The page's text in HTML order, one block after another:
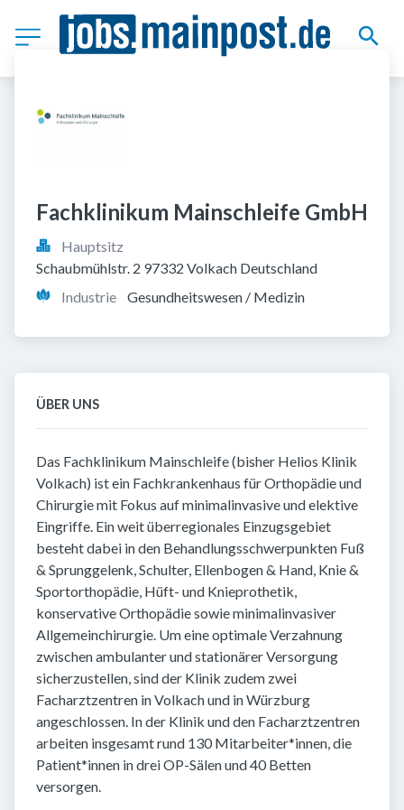
Fachklinikum Mainschleife GmbH
Hauptsitz
Schaubmühlstr. 2 97332 Volkach Deutschland
Industrie
Gesundheitswesen / Medizin
ÜBER UNS
Das Fachklinikum Mainschleife (bisher Helios Klinik
Volkach) ist ein Fachkrankenhaus für Orthopädie und
Chirurgie mit Fokus auf minimalinvasive und elektive
Eingriffe. Ein weit überregionales Einzugsgebiet
besteht dabei in den Behandlungsschwerpunkten Fuß
& Sprunggelenk, Schulter, Ellenbogen & Hand, Knie &
Sportorthopädie, Hüft- und Knieprothetik,
konservative Orthopädie sowie minimalinvasiver
Allgemeinchirurgie. Um eine optimale Verzahnung
zwischen ambulanter und stationärer Versorgung
sicherzustellen, sind der Klinik zudem zwei
Facharztzentren in Volkach und in Würzburg
angeschlossen. In der Klinik und den Facharztzentren
arbeiten insgesamt rund 130 Mitarbeiter*innen, die
Patient*innen in drei OP-Sälen und 40 Betten
versorgen.